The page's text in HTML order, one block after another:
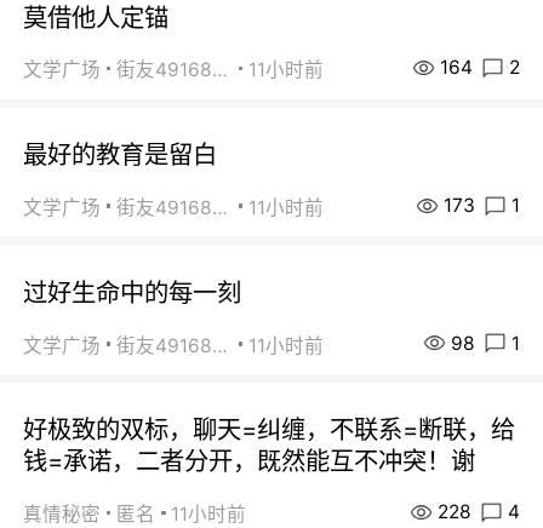
莫借他人定锚
文学广场 街友49168527 11小时前 164 2
最好的教育是留白
文学广场 街友49168527 11小时前 173 1
过好生命中的每一刻
文学广场 街友49168527 11小时前 98 1
好极致的双标，聊天=纠缠，不联系=断联，给
钱=承诺，二者分开，既然能互不冲突！谢
真情秘密 匿名 11小时前 228 4